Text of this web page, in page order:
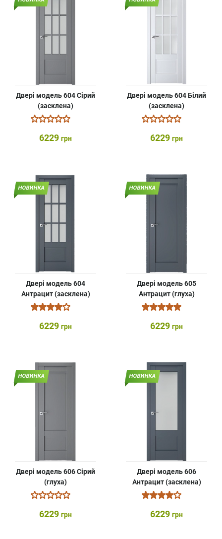
Двері модель 604 Сірий
(засклена)
6229 грн
Двері модель 604 Білий
(засклена)
6229 грн
НОВИНКА
Двері модель 604
Антрацит (засклена)
6229 грн
НОВИНКА
Двері модель 605
Антрацит (глуха)
6229 грн
НОВИНКА
Двері модель 606 Сірий
(глуха)
6229 грн
НОВИНКА
Двері модель 606
Антрацит (засклена)
6229 грн